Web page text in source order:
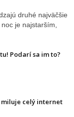
druhé najväčšie
je najstarším,
Podarí sa im to?
miluje celý internet